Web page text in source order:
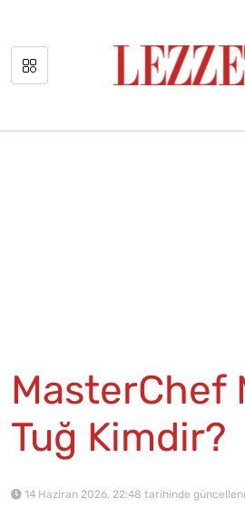
MasterChef
Tuğ Kimdir?
14 Haziran 2026, 22:48 tarihinde